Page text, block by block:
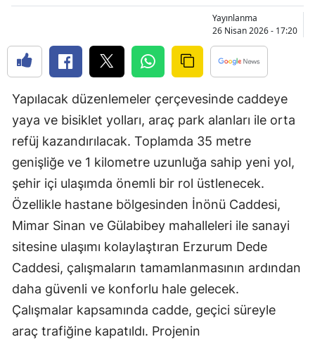
Bingöl
Bitlis
Bolu
Bursa
Çanakkale
Çankırı
Çorum
Denizli
Diyarbakır
Edirne
Yayınlanma
26 Nisan 2026 - 17:20
Yapılacak düzenlemeler çerçevesinde caddeye
yaya ve bisiklet yolları, araç park alanları ile orta
refüj kazandırılacak. Toplamda 35 metre
genişliğe ve 1 kilometre uzunluğa sahip yeni yol,
şehir içi ulaşımda önemli bir rol üstlenecek.
Özellikle hastane bölgesinden İnönü Caddesi,
Mimar Sinan ve Gülabibey mahalleleri ile sanayi
sitesine ulaşımı kolaylaştıran Erzurum Dede
Caddesi, çalışmaların tamamlanmasının ardından
daha güvenli ve konforlu hale gelecek.
Çalışmalar kapsamında cadde, geçici süreyle
araç trafiğine kapatıldı. Projenin